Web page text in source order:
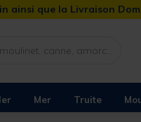
ainsi que la Livraison
Mer Truite